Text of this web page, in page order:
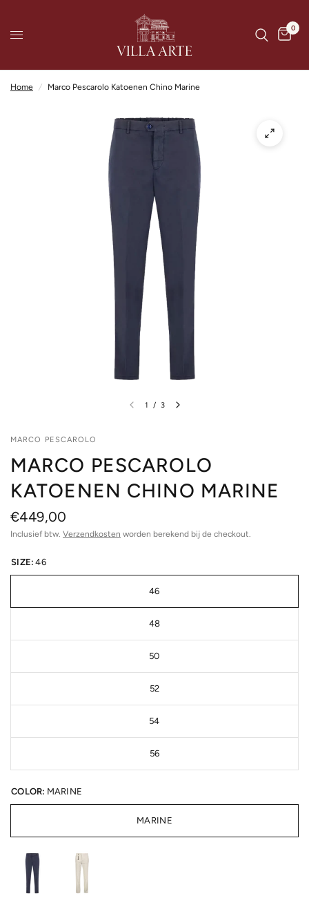
0
Home / Marco Pescarolo Katoenen Chino Marine
1 / 3
MARCO PESCAROLO
MARCO PESCAROLO
KATOENEN CHINO MARINE
€449,00
Inclusief btw. Verzendkosten worden berekend bij de checkout.
SIZE: 46
46
48
50
52
54
56
COLOR: MARINE
MARINE